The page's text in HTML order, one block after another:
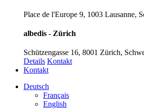
Place de l'Europe 9, 1003 Lausanne,
albedis - Zürich
Schützengasse 16, 8001 Zürich,
Details Kontakt
Kontakt
Deutsch
Français
English